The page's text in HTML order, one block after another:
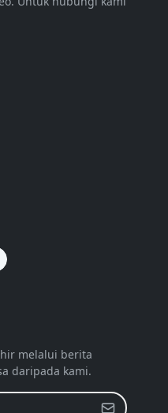
melalui berita
daripada kami.